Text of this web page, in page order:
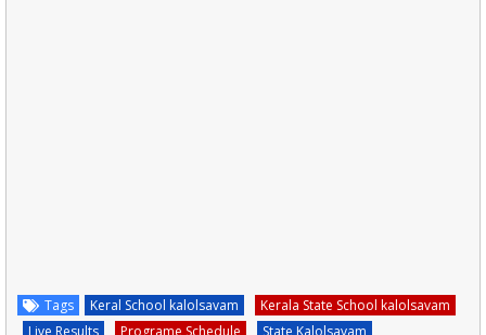
Tags Keral School kalolsavam
Kerala State School kalolsavam
Live Results
Programe Schedule State Kalolsavam